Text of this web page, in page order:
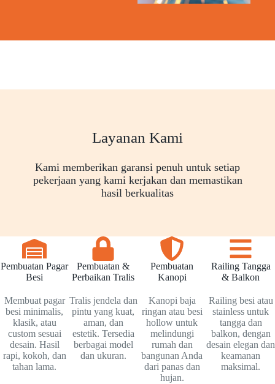
Layanan Kami
Kami memberikan garansi penuh untuk setiap
pekerjaan yang kami kerjakan dan memastikan
hasil berkualitas
Pembuatan Pagar
Besi
Membuat pagar
besi minimalis,
klasik, atau
custom sesuai
desain. Hasil
rapi, kokoh, dan
tahan lama.
Pembuatan &
Perbaikan Tralis
Tralis jendela dan
pintu yang kuat,
aman, dan
estetik. Tersedia
berbagai model
dan ukuran.
Pembuatan
Kanopi
Kanopi baja
ringan atau besi
hollow untuk
melindungi
rumah dan
bangunan Anda
dari panas dan
hujan.
Railing Tangga
& Balkon
Railing besi atau
stainless untuk
tangga dan
balkon, dengan
desain elegan dan
keamanan
maksimal.